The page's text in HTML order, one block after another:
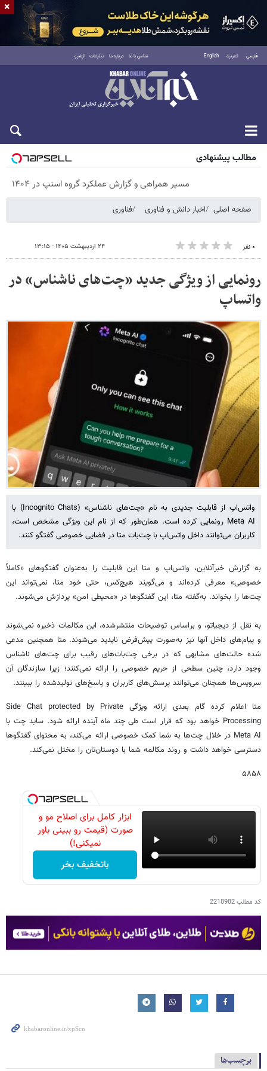
فارسی العربية English تماس با ما درباره ما تبلیغات آرشیو
پنجشنبه ۱۵ مرداد ۱۴۰۵
مطالب پیشنهادی
مسیر همراهی و گزارش عملکرد گروه اسنپ در ۱۴۰۴
صفحه اصلی اخبار دانش و فناوری فناوری
۰ نفر ۲۴ اردیبهشت ۱۴۰۵ - ۱۳:۱۵
رونمایی از ویژگی جدید «چت‌های ناشناس» در
واتساپ
واتس‌اپ از قابلیت جدیدی به نام «چت‌های ناشناس» (Incognito Chats) با
Meta AI رونمایی کرده است. همان‌طور که از نام این ویژگی مشخص است،
کاربران می‌توانند داخل واتس‌اپ با چت‌بات متا در فضایی خصوصی گفتگو کنند.
به گزارش خبرآنلاین، واتس‌اپ و متا این قابلیت را به‌عنوان گفتگوهای «کاملاً
خصوصی» معرفی کرده‌اند و می‌گویند هیچ‌کس، حتی خود متا، نمی‌تواند این
چت‌ها را بخواند. به‌گفته متا، این گفتگوها در «محیطی امن» پردازش می‌شوند.
به نقل از دیجیاتو، و براساس توضیحات منتشرشده، این مکالمات ذخیره نمی‌شوند
و پیام‌های داخل آنها نیز به‌صورت پیش‌فرض ناپدید می‌شوند. متا همچنین مدعی
شده حالت‌های مشابهی که در برخی چت‌بات‌های رقیب برای چت‌های ناشناس
وجود دارد، چنین سطحی از حریم خصوصی را ارائه نمی‌کنند؛ زیرا سازندگان آن
سرویس‌ها همچنان می‌توانند پرسش‌های کاربران و پاسخ‌های تولیدشده را ببینند.
متا اعلام کرده گام بعدی ارائه ویژگی Side Chat protected by Private
Processing خواهد بود که قرار است طی چند ماه آینده ارائه شود. ساید چت با
Meta AI در خلال چت‌ها به شما کمک خصوصی ارائه می‌کند، به محتوای گفتگوها
دسترسی خواهد داشت و روند مکالمه شما با دوستان‌تان را مختل نمی‌کند.
۵۸۵۸
ابزار کامل برای اصلاح مو و
صورت (قیمت رو ببینی باور
نمیکنی!)
باتخفیف بخر
کد مطلب2218982
برچسب‌ها
×